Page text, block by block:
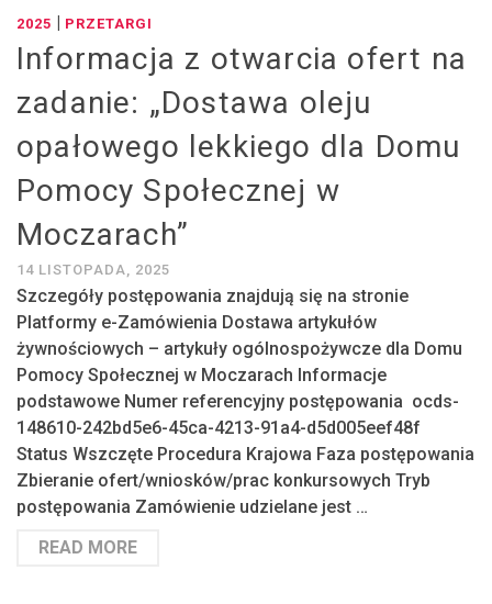
2025 | PRZETARGI
Informacja z otwarcia ofert na
zadanie: „Dostawa oleju
opałowego lekkiego dla Domu
Pomocy Społecznej w
Moczarach”
14 LISTOPADA, 2025
Szczegóły postępowania znajdują się na stronie
Platformy e-Zamówienia Dostawa artykułów
żywnościowych – artykuły ogólnospożywcze dla Domu
Pomocy Społecznej w Moczarach Informacje
podstawowe Numer referencyjny postępowania ocds-
148610-242bd5e6-45ca-4213-91a4-d5d005eef48f
Status Wszczęte Procedura Krajowa Faza postępowania
Zbieranie ofert/wniosków/prac konkursowych Tryb
postępowania Zamówienie udzielane jest …
READ MORE